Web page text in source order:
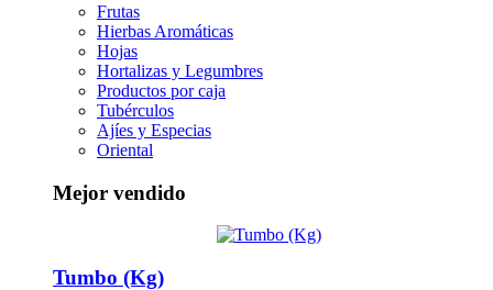
Frutas
Hierbas Aromáticas
Hojas
Hortalizas y Legumbres
Productos por caja
Tubérculos
Ajíes y Especias
Oriental
Mejor vendido
Tumbo (Kg)